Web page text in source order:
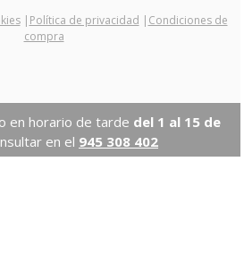
| Política de privacidad | Condiciones de
compra
en horario de tarde del 1 al 15 de
en el 945 308 402